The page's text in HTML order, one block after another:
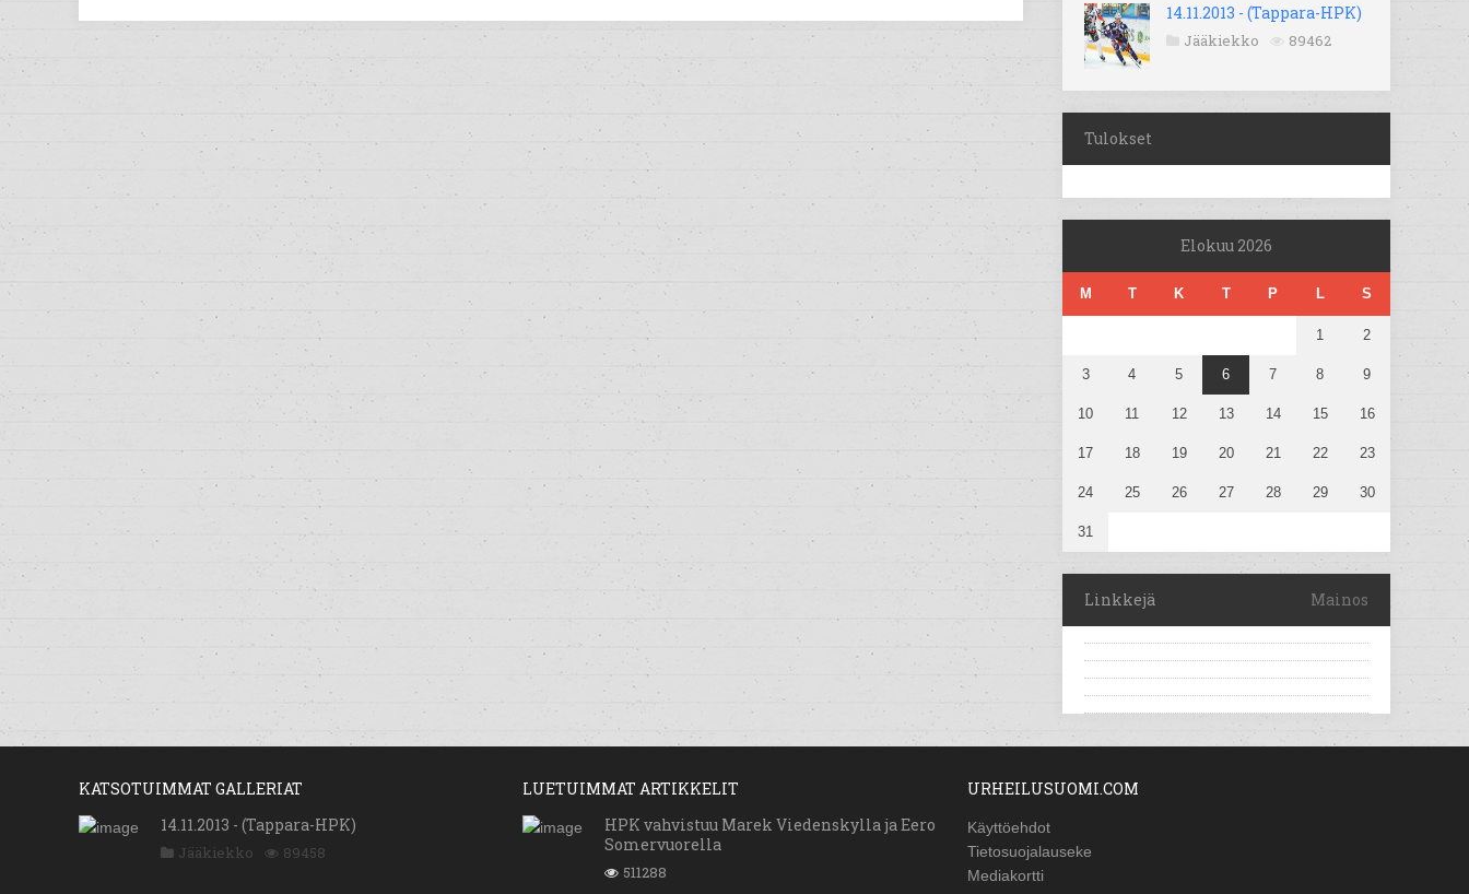
14.11.2013 - (Tappara-HPK)
Jääkiekko 89462
Tulokset
Elokuu 2026
M T K T P L S
1 2
3 4 5 6 7 8 9
10 11 12 13 14 15 16
17 18 19 20 21 22 23
24 25 26 27 28 29 30
31
Linkkejä Mainos
KATSOTUIMMAT GALLERIAT
14.11.2013 - (Tappara-HPK)
Jääkiekko 89458
LUETUIMMAT ARTIKKELIT
HPK vahvistuu Marek Viedenskylla ja Eero
Somervuorella
511288
URHEILUSUOMI.COM
Käyttöehdot
Tietosuojalauseke
Mediakortti